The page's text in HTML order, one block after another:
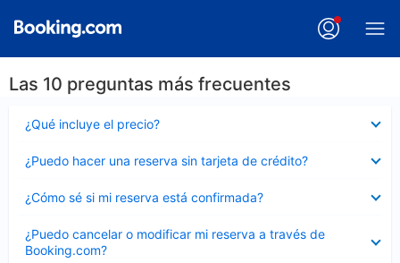
Las 10 preguntas más frecuentes
¿Qué incluye el precio?
cerrado
¿Puedo hacer una reserva sin tarjeta de crédito?
cerrado
¿Cómo sé si mi reserva está confirmada?
cerrado
¿Puedo cancelar o modificar mi reserva a través de
Booking.com?
cerrado